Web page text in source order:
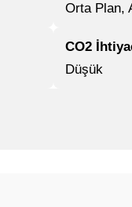
Orta Plan,
CO2
Düşük